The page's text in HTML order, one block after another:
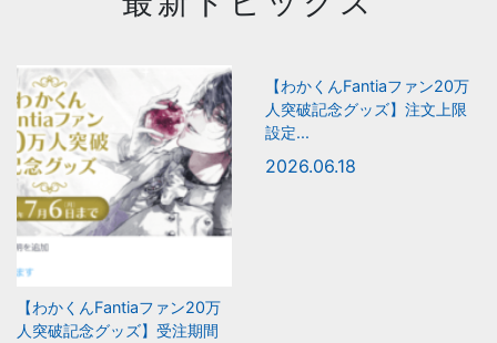
【わかくんFantiaファン20万
人突破記念グッズ】受注期間
【わかくんFantiaファン20万
人突破記念グッズ】注文上限
設定...
2026.06.18